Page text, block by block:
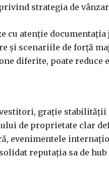
strategia de
cu atenție
și scenariile de forță
diferite, poate reduce
grație
de proprietate clar
evenimentele
reputația sa de